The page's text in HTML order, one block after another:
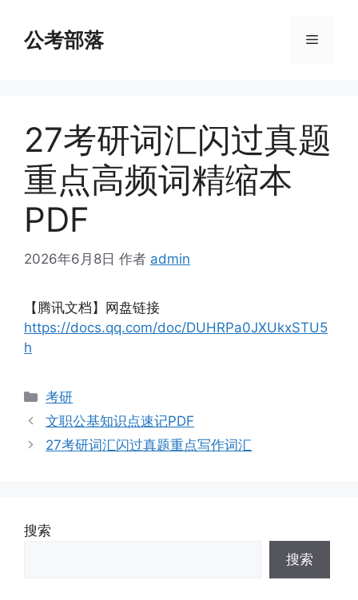
公考部落 菜
27考研词汇闪过真题
重点高频词精缩本
PDF
2026年6月8日 作者 admin
【腾讯文档】网盘链接
https://docs.qq.com/doc/DUHRPa0JXUkxSTU5
h
分
类
考研
文职公基知识点速记PDF
27考研词汇闪过真题重点写作词汇
搜索
搜索